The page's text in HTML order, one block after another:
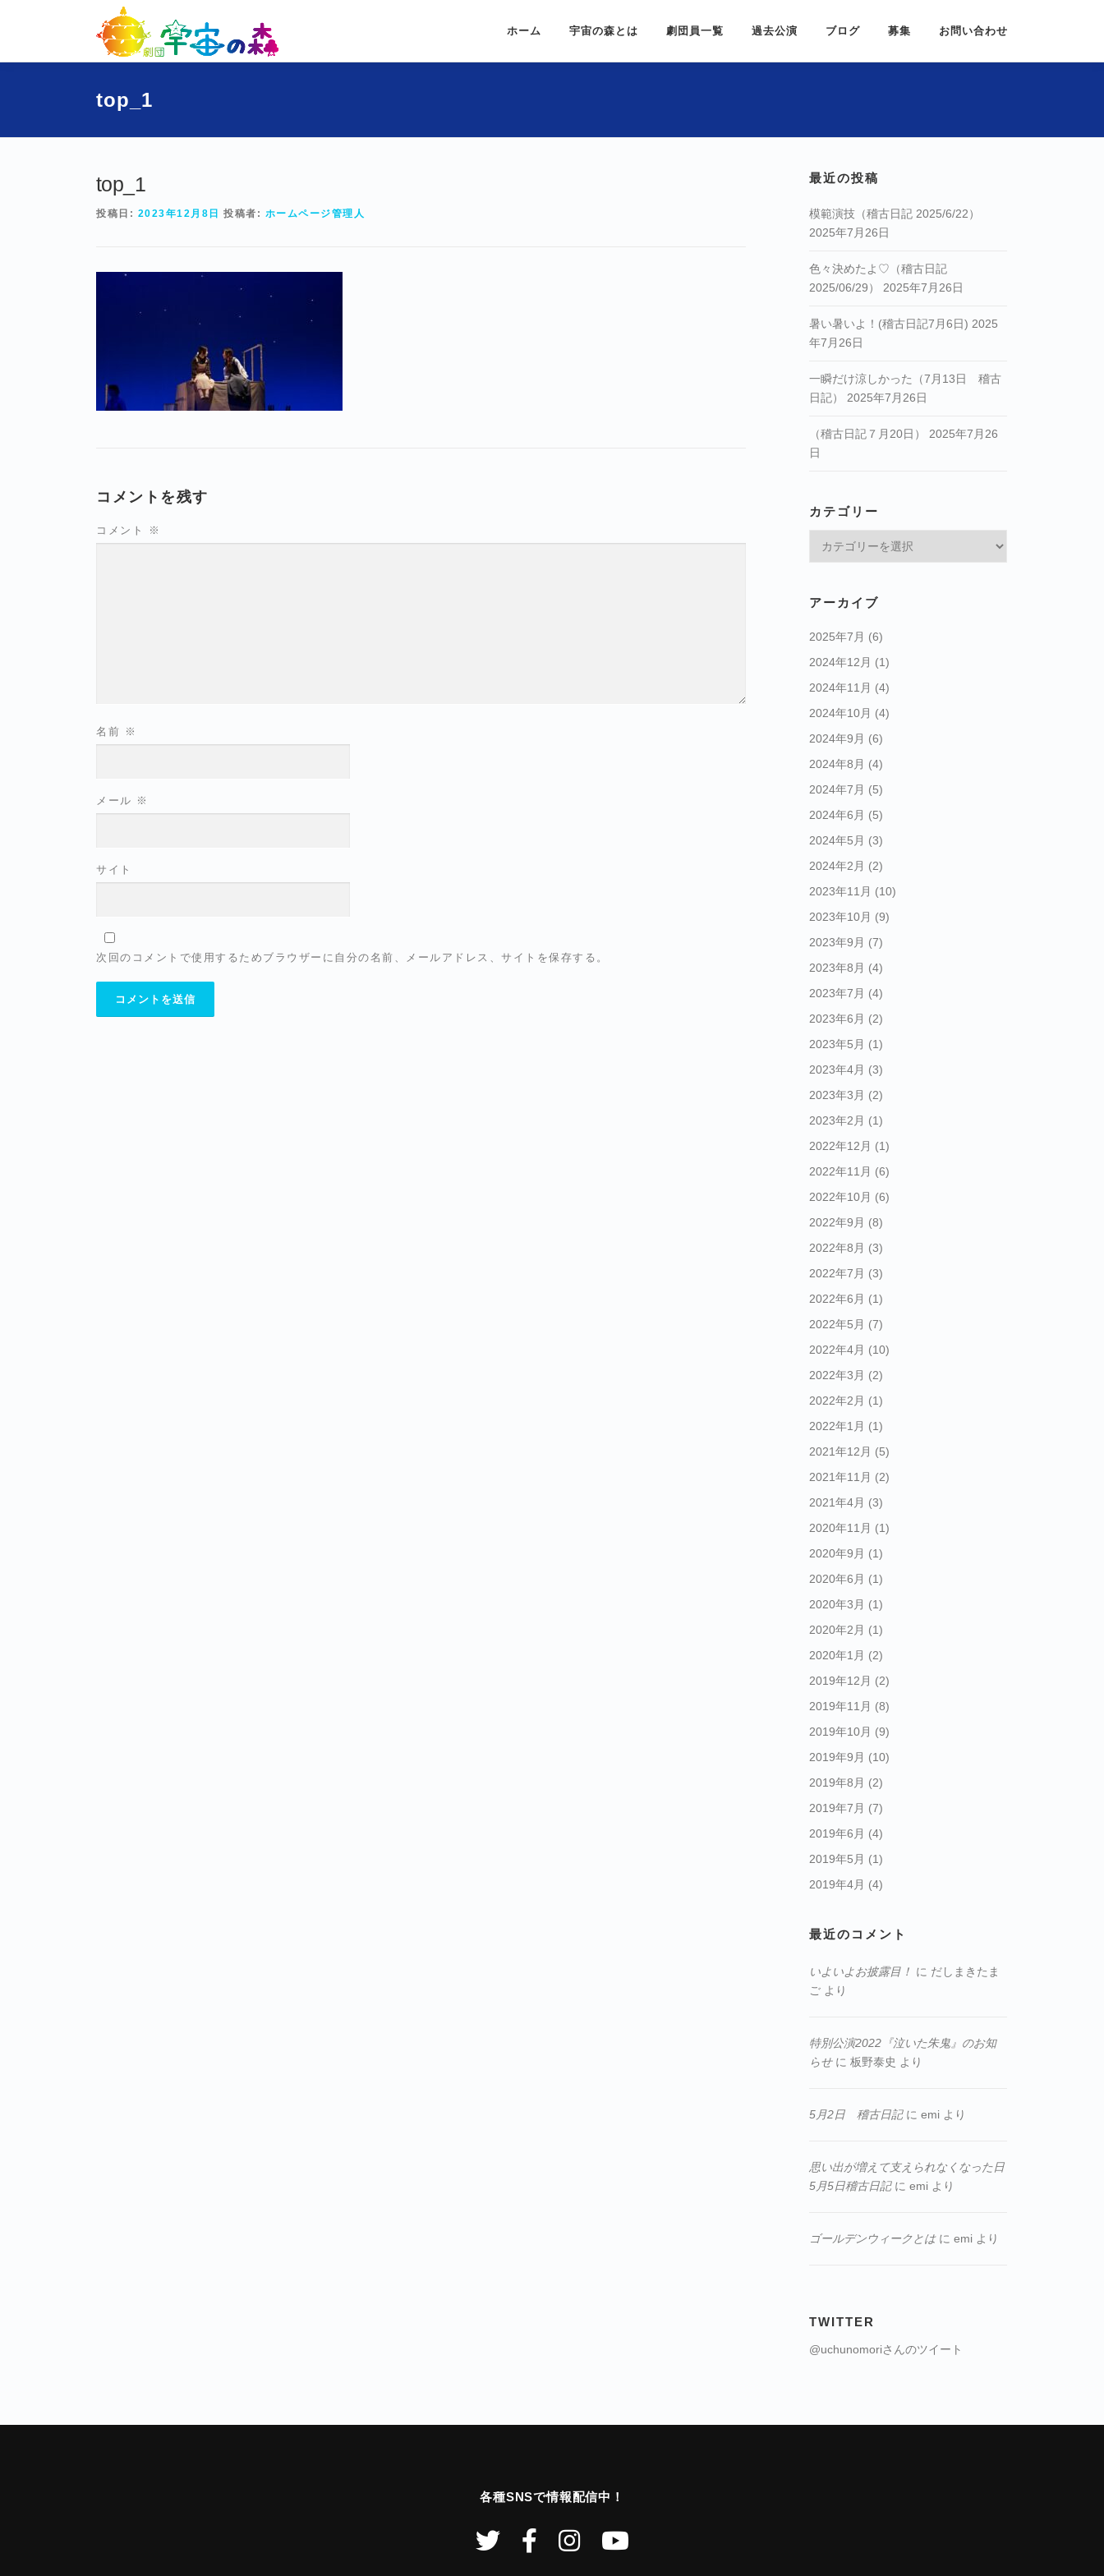
ン
キ
ホーム 宇宙の森とは 劇団員一覧 過去公演 ブログ 募集 お問い合わせ
top_1
top_1
投稿日: 2023年12月8日 投稿者: ホームページ管理人
コメントを残す
コメント ※
名前 ※
メール ※
サイト
次回のコメントで使用するためブラウザーに自分の名前、メールアドレス、サイトを保存する。
最近の投稿
模範演技（稽古日記 2025/6/22）
2025年7月26日
色々決めたよ♡（稽古日記
2025/06/29）
2025年7月26日
暑い暑いよ！(稽古日記7月6日) 2025
年7月26日
一瞬だけ涼しかった（7月13日 稽古
日記）
2025年7月26日
（稽古日記７月20日）
2025年7月26
日
カテゴリー
アーカイブ
2025年7月 (6)
2024年12月 (1)
2024年11月 (4)
2024年10月 (4)
2024年9月 (6)
2024年8月 (4)
2024年7月 (5)
2024年6月 (5)
2024年5月 (3)
2024年2月 (2)
2023年11月 (10)
2023年10月 (9)
2023年9月 (7)
2023年8月 (4)
2023年7月 (4)
2023年6月 (2)
2023年5月 (1)
2023年4月 (3)
2023年3月 (2)
2023年2月 (1)
2022年12月 (1)
2022年11月 (6)
2022年10月 (6)
2022年9月 (8)
2022年8月 (3)
2022年7月 (3)
2022年6月 (1)
2022年5月 (7)
2022年4月 (10)
2022年3月 (2)
2022年2月 (1)
2022年1月 (1)
2021年12月 (5)
2021年11月 (2)
2021年4月 (3)
2020年11月 (1)
2020年9月 (1)
2020年6月 (1)
2020年3月 (1)
2020年2月 (1)
2020年1月 (2)
2019年12月 (2)
2019年11月 (8)
2019年10月 (9)
2019年9月 (10)
2019年8月 (2)
2019年7月 (7)
2019年6月 (4)
2019年5月 (1)
2019年4月 (4)
最近のコメント
いよいよお披露目！ に だしまきたま
ご より
特別公演2022『泣いた朱鬼』のお知
らせに 板野泰史 より
5月2日 稽古日記に emi より
思い出が増えて支えられなくなった日
5月5日稽古日記に emi より
ゴールデンウィークとはに emi より
TWITTER
@uchunomoriさんのツイート
各種SNSで情報配信中！